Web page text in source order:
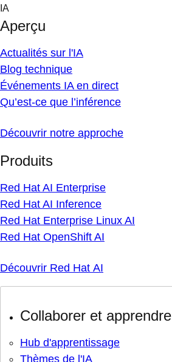
Skip
content
IA
Aperçu
Actualités sur l'IA
Blog technique
Événements IA en direct
Qu’est-ce que l’inférence
Découvrir notre approche
Produits
Red Hat AI Enterprise
Red Hat AI Inference
Red Hat Enterprise Linux AI
Red Hat OpenShift AI
Découvrir Red Hat AI
Collaborer et apprendre
Hub d'apprentissage
Thèmes de l'IA